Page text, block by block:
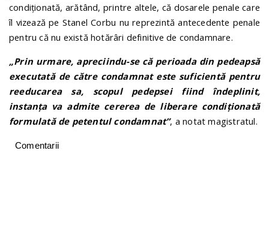
condiționată, arătând, printre altele, că dosarele penale care
îl vizează pe Stanel Corbu nu reprezintă antecedente penale
pentru că nu există hotărâri definitive de condamnare.
„Prin urmare, apreciindu-se că perioada din pedeapsă
executată de către condamnat este suficientă pentru
reeducarea sa, scopul pedepsei fiind îndeplinit,
instanţa va admite cererea de liberare condiţionată
formulată de petentul condamnat”, a notat magistratul.
Comentarii